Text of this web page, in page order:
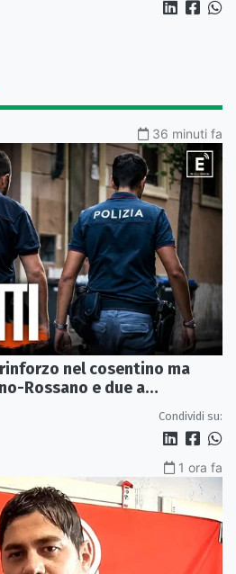
36 minuti fa
nel cosentino ma
Rossano e due a
Condividi su:
1 ora fa